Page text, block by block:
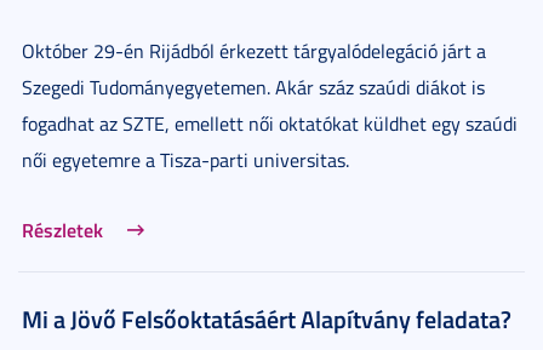
Október 29-én Rijádból érkezett tárgyalódelegáció járt a
Szegedi Tudományegyetemen. Akár száz szaúdi diákot is
fogadhat az SZTE, emellett női oktatókat küldhet egy szaúdi
női egyetemre a Tisza-parti universitas.
Részletek
Mi a Jövő Felsőoktatásáért Alapítvány feladata?